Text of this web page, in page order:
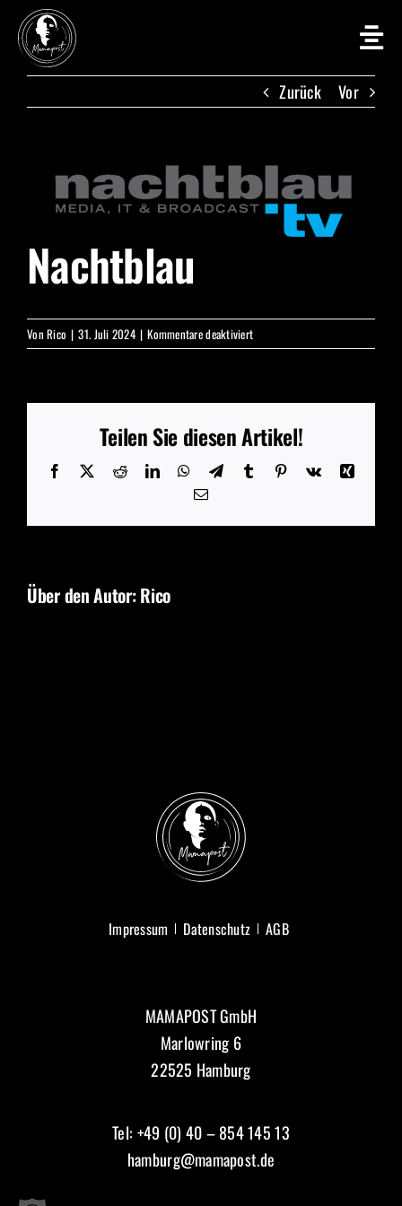
Inhalt
springen
Zurück
Vor
Zeige
grösseres
Nachtblau
VonRico | 31. Juli 2024 | Kommentare deaktiviertfür
Nachtblau
Teilen Sie diesen Artikel!
Facebook RedditLinkedInWhatsApp
TelegramTumblr Pinterest
Vk
Xing
E-
Über den Autor:Rico
Impressum Datenschutz AGB
MAMAPOST GmbH
Marlowring 6
22525 Hamburg
Tel: +49 (0) 40 – 854 145 13
hamburg@mamapost.de